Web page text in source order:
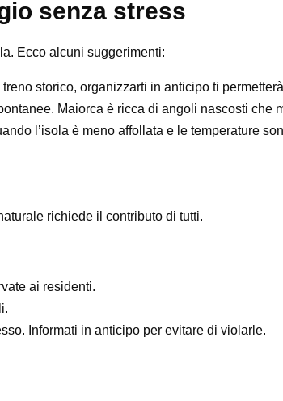
senza stress
Ecco alcuni suggerimenti:
storico, organizzarti in anticipo ti
Maiorca è ricca di angoli nascosti che
l’isola è meno affollata e le temperature
richiede il contributo di tutti.
ai residenti.
Informati in anticipo per evitare di violarle.